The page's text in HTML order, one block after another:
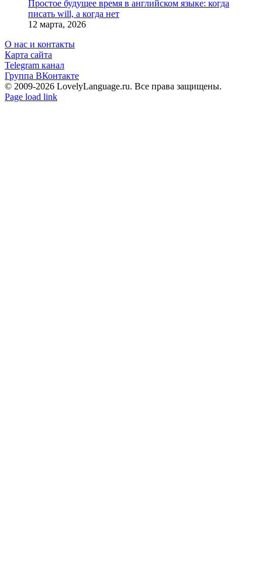
Простое будущее время в английском языке: когда
писать will, а когда нет
12 марта, 2026
О нас и контакты
Карта сайта
Telegram канал
Группа ВКонтакте
© 2009-2026 LovelyLanguage.ru. Все права защищены.
Vk
Telegram
Page load link